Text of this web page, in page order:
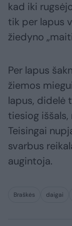
kad iki
tik per lapus
žiedyno
Per lapus
žiemos
lapus, didelė
tiesiog
Teisingai
svarbus
augintoja.
Braškės daigai